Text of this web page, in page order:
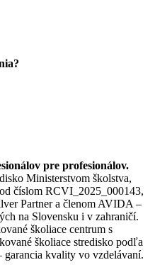
pre profesionálov.
Ministerstvom školstva,
číslom RCVI_2025_000143,
Partner a členom AVIDA –
na Slovensku i v zahraničí.​​​​​​​​​​​​​​​​
školiace centrum s
školiace stredisko podľa
kvality vo vzdelávaní.